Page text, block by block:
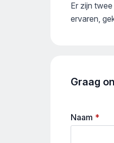
Er zijn
ervaren,
Graag
Naam *